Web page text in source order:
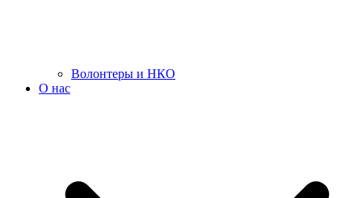
Волонтеры и НКО
О нас